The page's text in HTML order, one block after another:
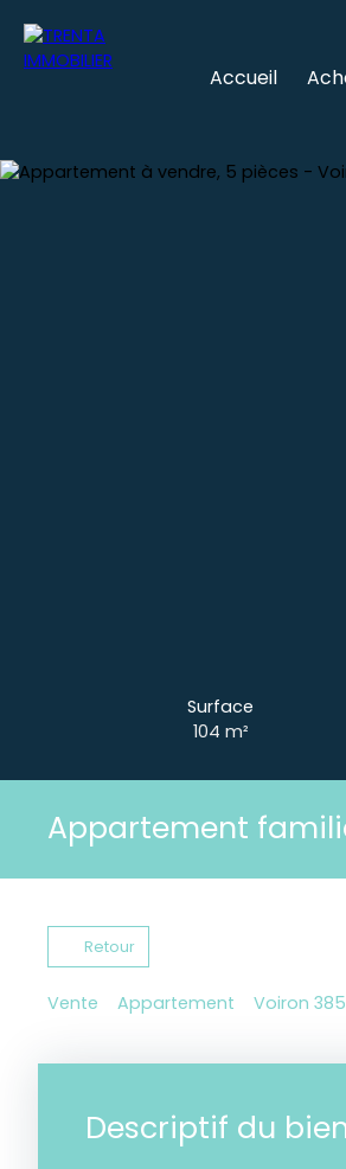
Accueil
Surface
104 m²
Appartement
Retour
Vente Appartement Voiron
Descriptif du